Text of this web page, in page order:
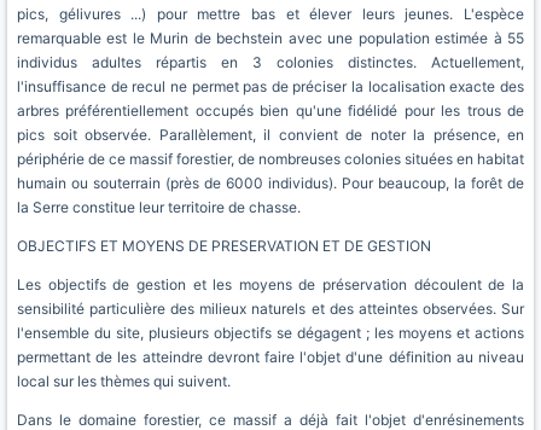
pics, gélivures ...) pour mettre bas et élever leurs jeunes. L'espèce
remarquable est le Murin de bechstein avec une population estimée à 55
individus adultes répartis en 3 colonies distinctes. Actuellement,
l'insuffisance de recul ne permet pas de préciser la localisation exacte des
arbres préférentiellement occupés bien qu'une fidélidé pour les trous de
pics soit observée. Parallèlement, il convient de noter la présence, en
périphérie de ce massif forestier, de nombreuses colonies situées en habitat
humain ou souterrain (près de 6000 individus). Pour beaucoup, la forêt de
la Serre constitue leur territoire de chasse.
OBJECTIFS ET MOYENS DE PRESERVATION ET DE GESTION
Les objectifs de gestion et les moyens de préservation découlent de la
sensibilité particulière des milieux naturels et des atteintes observées. Sur
l'ensemble du site, plusieurs objectifs se dégagent ; les moyens et actions
permettant de les atteindre devront faire l'objet d'une définition au niveau
local sur les thèmes qui suivent.
Dans le domaine forestier, ce massif a déjà fait l'objet d'enrésinements